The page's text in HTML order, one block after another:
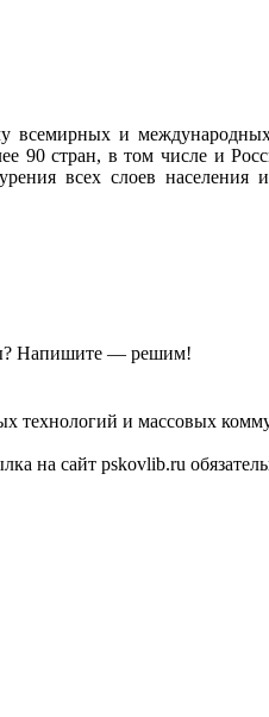
всемирных и
90 стран, в том числе и
всех слоев населения
Напишите — решим!
технологий и массовых
на сайт pskovlib.ru